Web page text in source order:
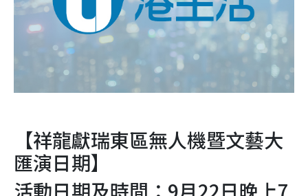
【祥龍獻瑞東區無人機暨文藝大
匯演日期】
活動日期及時間：9月22日晚上7